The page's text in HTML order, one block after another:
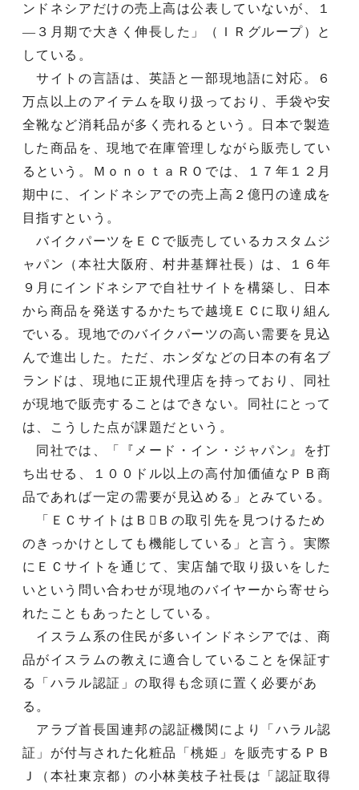
ンドネシアだけの売上高は公表していないが、１
—３月期で大きく伸長した」（ＩＲグループ）と
している。
サイトの言語は、英語と一部現地語に対応。６
万点以上のアイテムを取り扱っており、手袋や安
全靴など消耗品が多く売れるという。日本で製造
した商品を、現地で在庫管理しながら販売してい
るという。ＭｏｎｏｔａＲＯでは、１７年１２月
期中に、インドネシアでの売上高２億円の達成を
目指すという。
バイクパーツをＥＣで販売しているカスタムジ
ャパン（本社大阪府、村井基輝社長）は、１６年
９月にインドネシアで自社サイトを構築し、日本
から商品を発送するかたちで越境ＥＣに取り組ん
でいる。現地でのバイクパーツの高い需要を見込
んで進出した。ただ、ホンダなどの日本の有名ブ
ランドは、現地に正規代理店を持っており、同社
が現地で販売することはできない。同社にとって
は、こうした点が課題だという。
同社では、「『メード・イン・ジャパン』を打
ち出せる、１００ドル以上の高付加価値なＰＢ商
品であれば一定の需要が見込める」とみている。
「ＥＣサイトはＢＢの取引先を見つけるため
のきっかけとしても機能している」と言う。実際
にＥＣサイトを通じて、実店舗で取り扱いをした
いという問い合わせが現地のバイヤーから寄せら
れたこともあったとしている。
イスラム系の住民が多いインドネシアでは、商
品がイスラムの教えに適合していることを保証す
る「ハラル認証」の取得も念頭に置く必要があ
る。
アラブ首長国連邦の認証機関により「ハラル認
証」が付与された化粧品「桃姫」を販売するＰＢ
Ｊ（本社東京都）の小林美枝子社長は「認証取得